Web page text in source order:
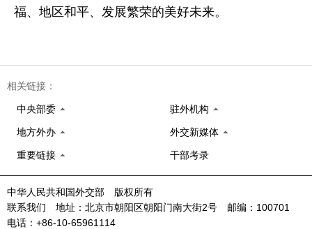
福、地区和平、发展繁荣的美好未来。
相关链接：
中央部委 驻外机构
地方外办 外交新媒体
重要链接 干部考录
中华人民共和国外交部 版权所有
联系我们 地址：北京市朝阳区朝阳门南大街2号 邮编：100701
电话：+86-10-65961114